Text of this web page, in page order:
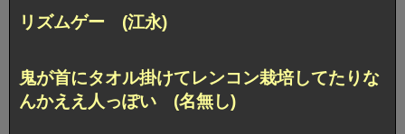
リズムゲー (江永)
鬼が首にタオル掛けてレンコン栽培してたりな
んかええ人っぽい (名無し)